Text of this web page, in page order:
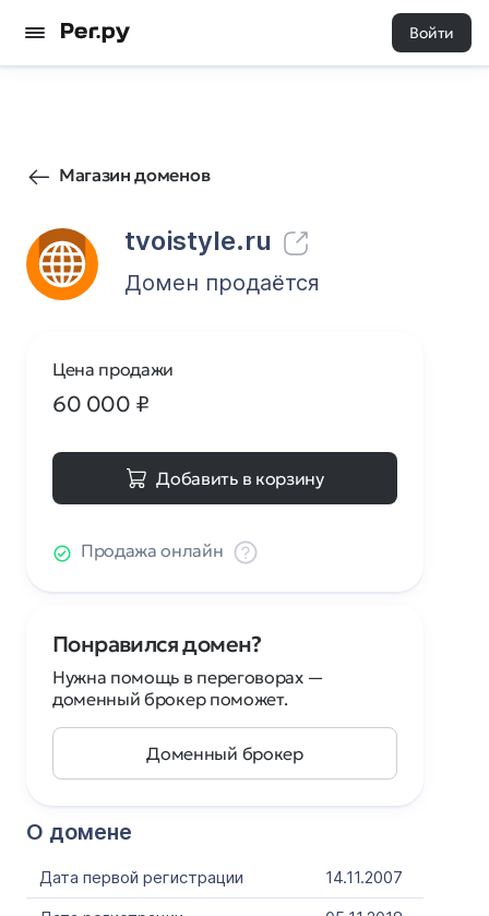
Войти
Магазин доменов
tvoistyle.ru
135 0
Домен продаётся
О домене
Дата первой регистрации
14.11.2007
Цена продажи
60 000 ₽
Добавить в корзину
Продажа онлайн
Понравился домен?
Нужна помощь в переговорах —
доменный брокер поможет.
Доменный брокер